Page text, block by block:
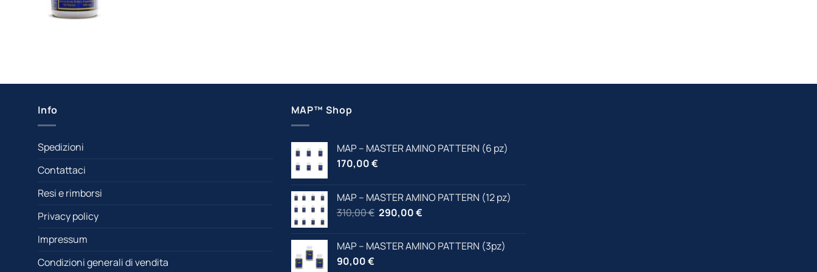
Info
Spedizioni
Contattaci
Resi e rimborsi
Privacy policy
Impressum
Condizioni generali di vendita
MAP™ Shop
MAP – MASTER AMINO PATTERN (6 pz)
170,00€
MAP – MASTER AMINO PATTERN (12 pz)
Il
era:
310,00 €.
310,00€ Il
è:
290,00€
MAP – MASTER AMINO PATTERN (3pz)
90,00€